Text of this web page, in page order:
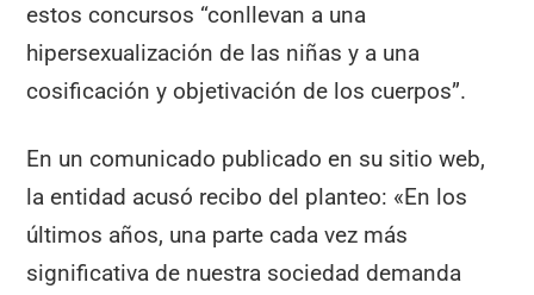
estos concursos “conllevan a una
hipersexualización de las niñas y a una
cosificación y objetivación de los cuerpos”.
En un comunicado publicado en su sitio web,
la entidad acusó recibo del planteo: «En los
últimos años, una parte cada vez más
significativa de nuestra sociedad demanda